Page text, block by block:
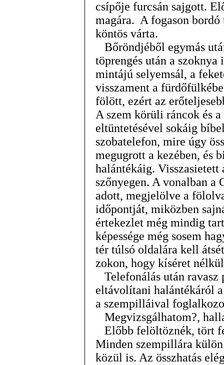
csípője furcsán sajgott.
magára. A fogason
köntös várta.
Bőröndjéből egymás
töprengés után a
mintájú selyemsál, a
visszament a
fölött, ezért az
A szem körüli ráncok és
eltüntetésével sokáig
szobatelefon, mire úgy
megugrott a kezében, és
halántékáig. Visszasietett
szőnyegen. A vonalban a
adott, megjelölve a
időpontját, miközben
értekezlet még mindig
képessége még sosem
tér túlsó oldalára kell
zokon, hogy kíséret
Telefonálás után ravasz
eltávolítani halántékáról
a szempilláival
Megvizsgálhatom?,
Előbb felöltöznék, tört
Minden szempillára
közül is. Az összhatás